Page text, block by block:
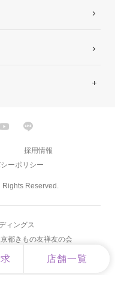
店舗一覧
Reserved.
採用情報
ーポリシー
ィングス
都きもの友禅友の会